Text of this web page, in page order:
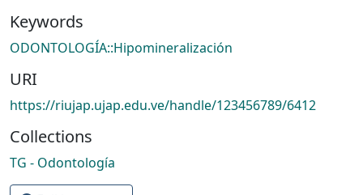
Keywords
ODONTOLOGÍA::Hipomineralización
URI
https://riujap.ujap.edu.ve/handle/123456789/6412
Collections
TG - Odontología